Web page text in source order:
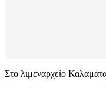
Στο λιμεναρχείο